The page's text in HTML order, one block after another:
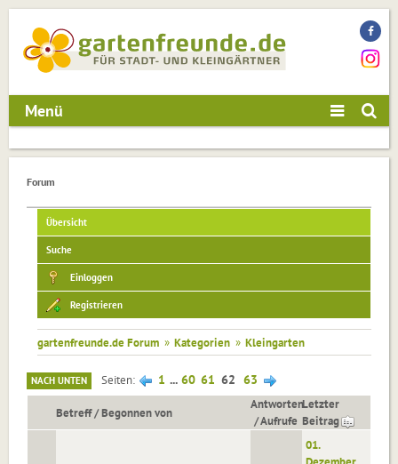
Menü
Forum
Übersicht
Suche
Einloggen
Registrieren
gartenfreunde.de Forum » Kategorien » Kleingarten
NACH UNTEN Seiten 1 ... 60 61 62 63
Betreff/Begonnen von
Antworten
/Aufrufe
Letzter
Beitrag
01.